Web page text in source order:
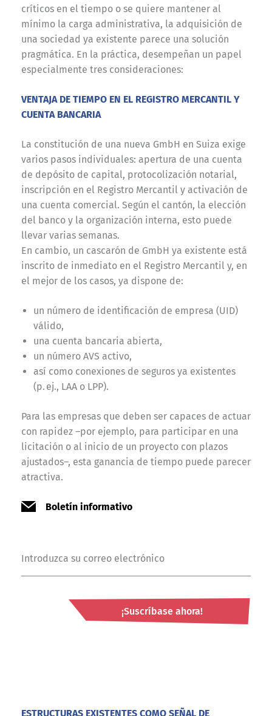
críticos en el tiempo o se quiere mantener al
mínimo la carga administrativa, la adquisición de
una sociedad ya existente parece una solución
pragmática. En la práctica, desempeñan un papel
especialmente tres consideraciones:
VENTAJA DE TIEMPO EN EL REGISTRO MERCANTIL Y
CUENTA BANCARIA
La constitución de una nueva GmbH en Suiza exige
varios pasos individuales: apertura de una cuenta
de depósito de capital, protocolización notarial,
inscripción en el Registro Mercantil y activación de
una cuenta comercial. Según el cantón, la elección
del banco y la organización interna, esto puede
llevar varias semanas.
En cambio, un cascarón de GmbH ya existente está
inscrito de inmediato en el Registro Mercantil y, en
el mejor de los casos, ya dispone de:
un número de identificación de empresa (UID)
válido,
una cuenta bancaria abierta,
un número AVS activo,
así como conexiones de seguros ya existentes
(p. ej., LAA o LPP).
Para las empresas que deben ser capaces de actuar
con rapidez –por ejemplo, para participar en una
licitación o al inicio de un proyecto con plazos
ajustados–, esta ganancia de tiempo puede parecer
atractiva.
Boletín informativo
¡Suscríbase ahora!
ESTRUCTURAS EXISTENTES COMO SEÑAL DE